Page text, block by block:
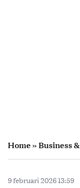
Home»Business
9 februari 2026 13:59